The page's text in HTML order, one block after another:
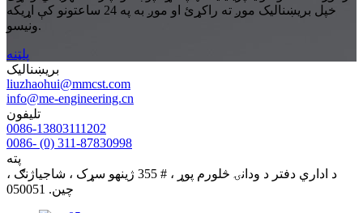
خپل بریښنالیک موږ ته راکړئ او موږ به په 24 ساعتونو کې اړیکه
ونیسو.
پلټنه
بریښنالیک
liuzhaohui@mmcst.com
info@me-engineering.cn
تلیفون
0086-13803111202
0086- (0) 311-87830998
پته
د اداري دفتر د ودانۍ څلورم پوړ ، # 355 ژینهو سړک ، شاجیاژنګ ،
چین. 050051